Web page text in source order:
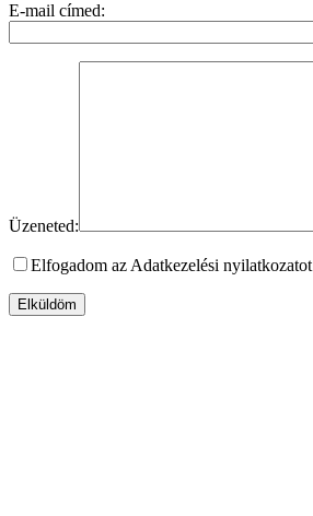
E-mail címed:
Üzeneted:
Elfogadom az Adatkezelési nyilatkozatot